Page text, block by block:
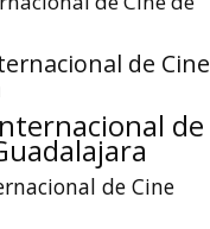
de Cine
de
de Cine